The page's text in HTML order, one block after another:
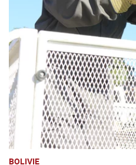
BOLIVIE